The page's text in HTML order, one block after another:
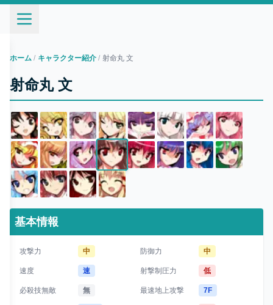
ホーム / キャラクター紹介 / 射命丸 文
射命丸 文
基本情報
攻撃力 中 防御力 中
速度 速 射撃制圧力 低
必殺技無敵 無 最速地上攻撃 7F